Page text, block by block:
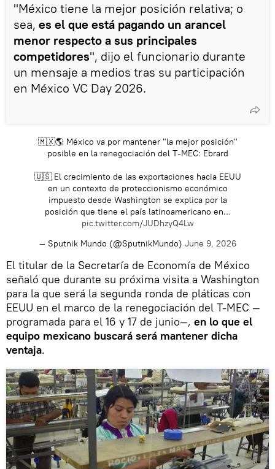
"México tiene la mejor posición relativa; o
sea, es el que está pagando un arancel
menor respecto a sus principales
competidores", dijo el funcionario durante
un mensaje a medios tras su participación
en México VC Day 2026.
🇲🇽🌎 México va por mantener "la mejor posición"
posible en la renegociación del T-MEC: Ebrard
🇺🇸 El crecimiento de las exportaciones hacia EEUU
en un contexto de proteccionismo económico
impuesto desde Washington se explica por la
posición que tiene el país latinoamericano en…
pic.twitter.com/JUDhzyQ4Lw
— Sputnik Mundo (@SputnikMundo) June 9, 2026
El titular de la Secretaría de Economía de México
señaló que durante su próxima visita a Washington
para la que será la segunda ronda de pláticas con
EEUU en el marco de la renegociación del T-MEC —
programada para el 16 y 17 de junio—, en lo que el
equipo mexicano buscará será mantener dicha
ventaja.